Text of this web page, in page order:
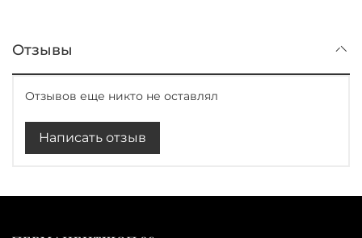
Отзывы
Отзывов еще никто не оставлял
Написать отзыв